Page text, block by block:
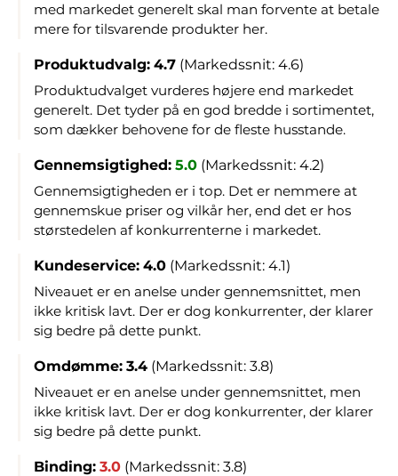
med markedet generelt skal man forvente at betale
mere for tilsvarende produkter her.
Produktudvalg: 4.7 (Markedssnit: 4.6)
Produktudvalget vurderes højere end markedet
generelt. Det tyder på en god bredde i sortimentet,
som dækker behovene for de fleste husstande.
Gennemsigtighed: 5.0 (Markedssnit: 4.2)
Gennemsigtigheden er i top. Det er nemmere at
gennemskue priser og vilkår her, end det er hos
størstedelen af konkurrenterne i markedet.
Kundeservice: 4.0 (Markedssnit: 4.1)
Niveauet er en anelse under gennemsnittet, men
ikke kritisk lavt. Der er dog konkurrenter, der klarer
sig bedre på dette punkt.
Omdømme: 3.4 (Markedssnit: 3.8)
Niveauet er en anelse under gennemsnittet, men
ikke kritisk lavt. Der er dog konkurrenter, der klarer
sig bedre på dette punkt.
Binding: 3.0 (Markedssnit: 3.8)